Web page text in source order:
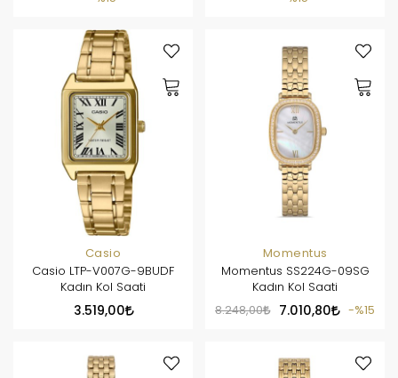
Casio
Casio LTP-V007G-9BUDF
Kadın Kol Saati
3.519,00
Momentus
Momentus SS224G-09SG
Kadın Kol Saati
8.248,00
7.010,80 %15